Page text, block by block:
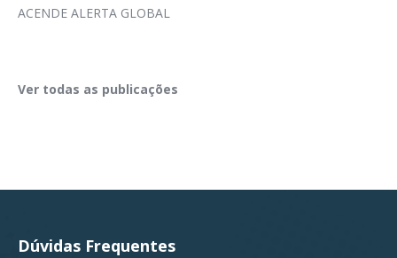
ACENDE ALERTA GLOBAL
Ver todas as publicações
Dúvidas Frequentes